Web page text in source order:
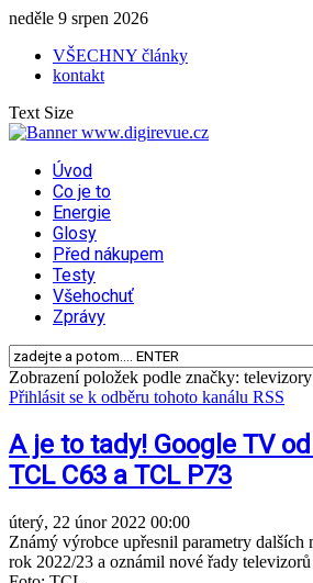
neděle 9 srpen 2026
VŠECHNY články
kontakt
Text Size
Úvod
Co je to
Energie
Glosy
Před nákupem
Testy
Všehochuť
Zprávy
Zobrazení položek podle značky:
Přihlásit se k odběru tohoto kanálu RSS
A je to tady! Google TV
TCL C63 a TCL P73
úterý, 22 únor 2022 00:00
Známý výrobce upřesnil parametry dalších
rok 2022/23 a oznámil nové řady